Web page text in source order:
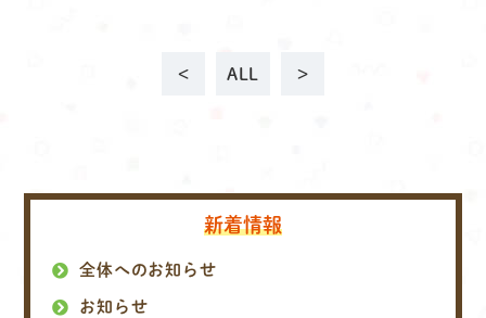
< ALL >
新着情報
全体へのお知らせ
お知らせ